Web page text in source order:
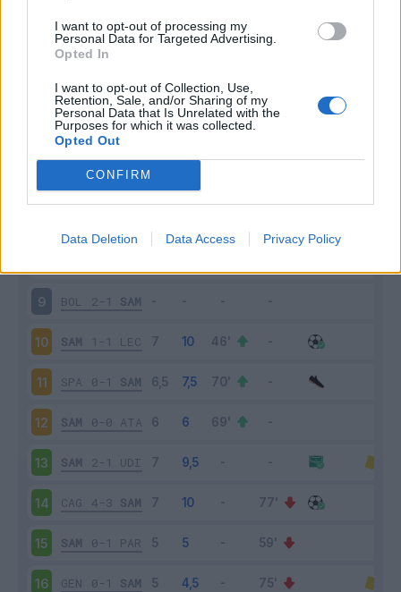
I want to opt-out of processing my
Personal Data for Targeted Advertising.
Opted In
I want to opt-out of Collection, Use,
Retention, Sale, and/or Sharing of my
Personal Data that Is Unrelated with the
Purposes for which it was collected.
Opted Out
CONFIRM
Data Deletion Data Access Privacy Policy
4-1 SAM
NAP 2-0
SAM 1-0 TOR
FIO 2-1
1-3 INT
9 BOL 2-1 SAM
10 SAM 1-1 LEC
11 SPA 0-1 SAM
12 SAM 0-0 ATA
13 SAM 2-1 UDI
14 CAG 4-3 SAM
15 SAM 0-1 PAR
16 GEN 0-1 SAM